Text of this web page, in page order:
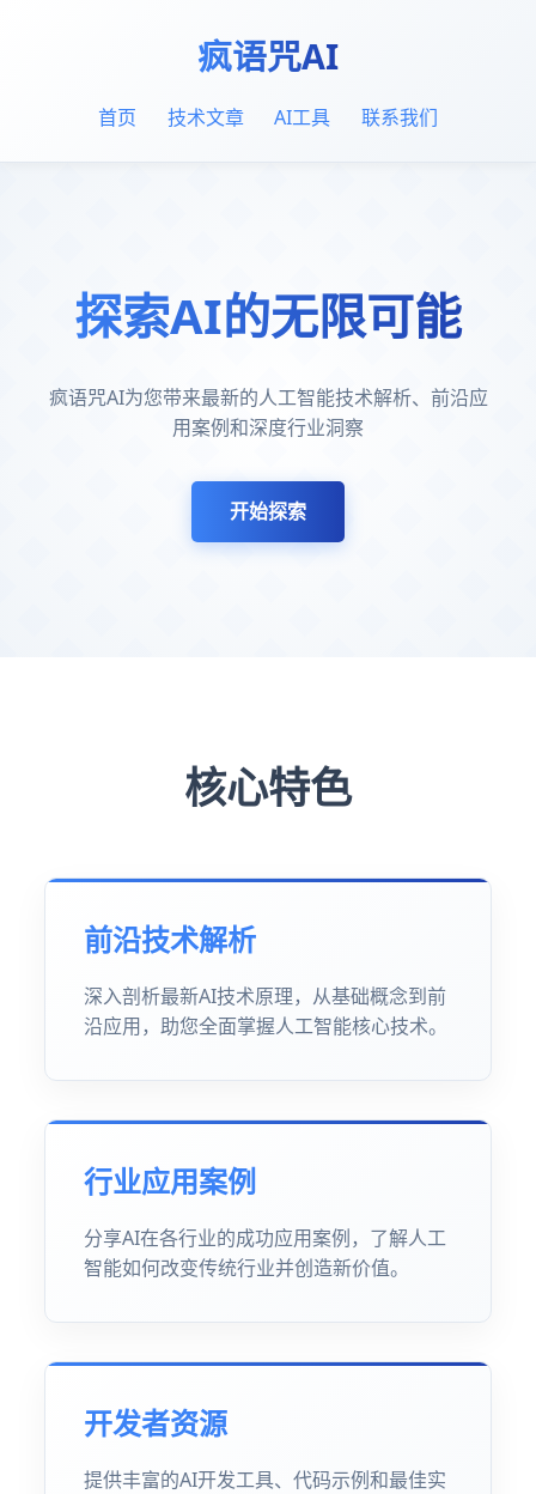
疯语咒AI
首页 技术文章 AI工具 联系我们
探索AI的无限可能
疯语咒AI为您带来最新的人工智能技术解析、前沿应
用案例和深度行业洞察
开始探索
核心特色
前沿技术解析
深入剖析最新AI技术原理，从基础概念到前
沿应用，助您全面掌握人工智能核心技术。
行业应用案例
分享AI在各行业的成功应用案例，了解人工
智能如何改变传统行业并创造新价值。
开发者资源
提供丰富的AI开发工具、代码示例和最佳实